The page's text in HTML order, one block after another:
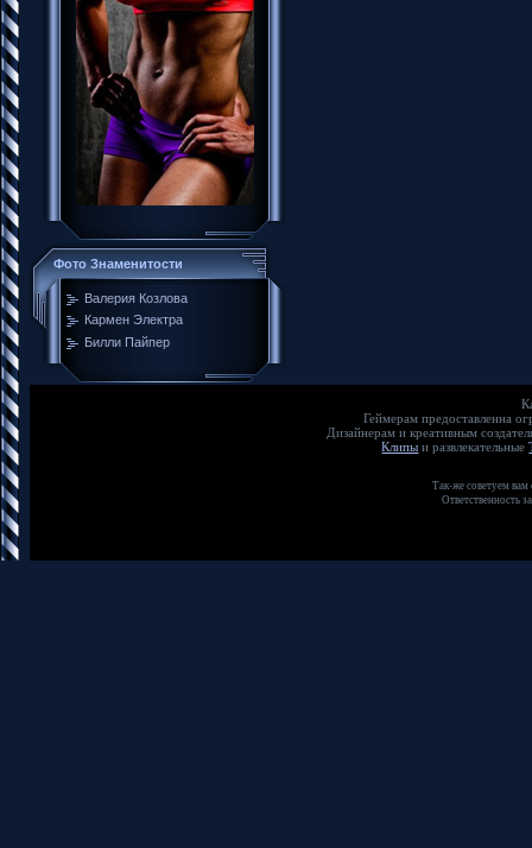
Фото Знаменитости
Валерия Козлова
Кармен Электра
Билли Пайпер
Геймерам предоставленна
Дизайнерам и креативным
Клипы и развлекательные
Так-же советуем
Ответственность